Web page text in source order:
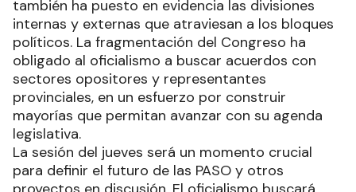
también ha puesto en evidencia las divisiones
internas y externas que atraviesan a los bloques
políticos. La fragmentación del Congreso ha
obligado al oficialismo a buscar acuerdos con
sectores opositores y representantes
provinciales, en un esfuerzo por construir
mayorías que permitan avanzar con su agenda
legislativa.
La sesión del jueves será un momento crucial
para definir el futuro de las PASO y otros